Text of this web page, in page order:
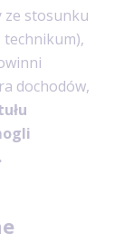
ze stosunku
technikum),
dochodów,